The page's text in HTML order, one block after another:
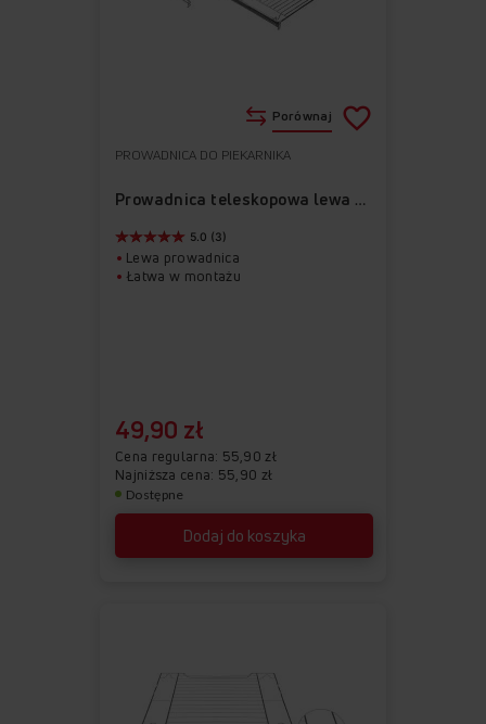
PROWADNICA DO PIEKARNIKA
Prowadnica teleskopowa lewa APG1010
Dodaj do koszyka
5.0 (3)
Lewa prowadnica
Łatwa w montażu
49,90 zł
Cena regularna 55,90 zł
Najniższa cena: 55,90 zł
Dostępne
Porównaj